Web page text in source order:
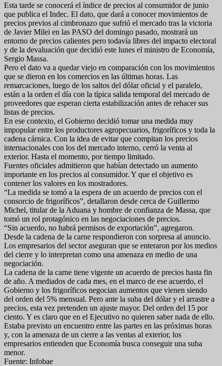
Esta tarde se conocerá el índice de precios al consumidor de junio
que publica el Indec. El dato, que dará a conocer movimientos de
precios previos al cimbronazo que sufrió el mercado tras la victoria
de Javier Milei en las PASO del domingo pasado, mostrará un
entorno de precios calientes pero todavía libres del impacto electoral
y de la devaluación que decidió este lunes el ministro de Economía,
Sergio Massa.
Pero el dato va a quedar viejo en comparación con los movimientos
que se dieron en los comercios en las últimas horas. Las
remarcaciones, luego de los saltos del dólar oficial y el paralelo,
están a la orden el día con la típica salida temporal del mercado de
proveedores que esperan cierta estabilización antes de rehacer sus
listas de precios.
En ese contexto, el Gobierno decidió tomar una medida muy
impopular entre los productores agropecuarios, frigoríficos y toda la
cadena cárnica. Con la idea de evitar que compitan los precios
internacionales con los del mercado interno, cerró la venta al
exterior. Hasta el momento, por tiempo limitado.
Fuentes oficiales admitieron que habían detectado un aumento
importante en los precios al consumidor. Y que el objetivo es
contener los valores en los mostradores.
“La medida se tomó a la espera de un acuerdo de precios con el
consorcio de frigoríficos”, detallaron desde cerca de Guillermo
Michel, titular de la Aduana y hombre de confianza de Massa, que
tomó un rol protagónico en las negociaciones de precios.
“Sin acuerdo, no habrá permisos de exportación”, agregaron.
Desde la cadena de la carne respondieron con sorpresa al anuncio.
Los empresarios del sector aseguran que se enteraron por los medios
del cierre y lo interpretan como una amenaza en medio de una
negociación.
La cadena de la carne tiene vigente un acuerdo de precios hasta fin
de año. A mediados de cada mes, en el marco de ese acuerdo, el
Gobierno y los frigoríficos negocian aumentos que vienen siendo
del orden del 5% mensual. Pero ante la suba del dólar y el arrastre a
precios, esta vez pretenden un ajuste mayor. Del orden del 15 por
ciento. Y es claro que en el Ejecutivo no quieren saber nada de ello.
Estaba previsto un encuentro entre las partes en las próximas horas
y, con la amenaza de un cierre a las ventas al exterior, los
empresarios entienden que Economía busca conseguir una suba
menor.
Fuente: Infobae